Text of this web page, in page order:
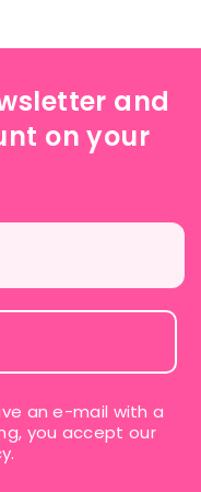
and
on your
an e-mail with a
you accept our